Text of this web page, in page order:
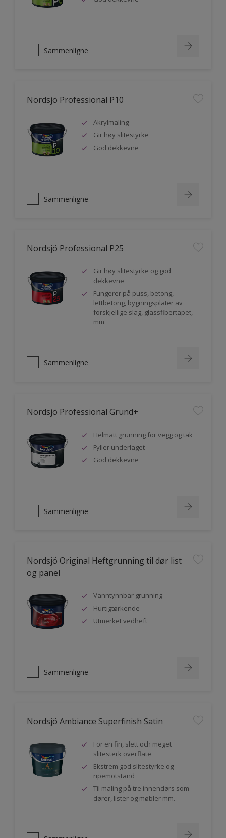
Sammenligne
Nordsjö Professional P10
Akrylmaling
Gir høy slitestyrke
God dekkevne
Sammenligne
Nordsjö Professional P25
Gir høy slitestyrke og god
dekkevne
Fungerer på puss, betong,
lettbetong, bygningsplater av
forskjellige slag, glassfibertapet,
mm
Sammenligne
Nordsjö Professional Grund+
Helmatt grunning for vegg og tak
Fyller underlaget
God dekkevne
Sammenligne
Nordsjö Original Heftgrunning til dør list
og panel
Vanntynnbar grunning
Hurtigtørkende
Utmerket vedheft
Sammenligne
Nordsjö Ambiance Superfinish Satin
For en fin, slett och meget
slitesterk overflate
Ekstrem god slitestyrke og
ripemotstand
Til maling på tre innendørs som
dører, lister og møbler mm.